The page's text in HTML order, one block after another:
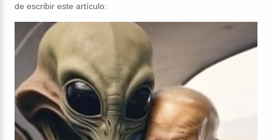
de escribir este artículo: